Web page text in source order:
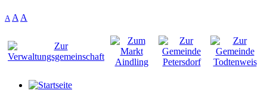
A A A